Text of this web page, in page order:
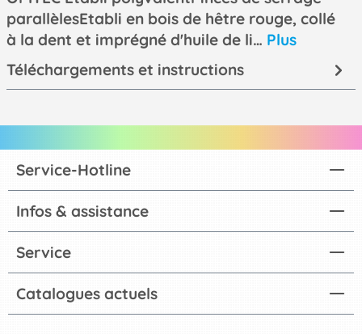
parallèlesEtabli en bois de hêtre rouge, collé
à la dent et imprégné d'huile de li… Plus
Téléchargements et instructions
Catalogues actuels
Service-Hotline
Infos & assistance
Service